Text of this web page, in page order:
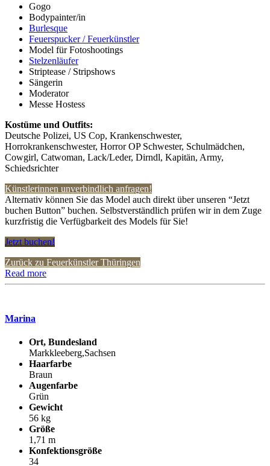
Gogo
Bodypainter/in
Burlesque
Feuerspucker / Feuerkünstler
Model für Fotoshootings
Stelzenläufer
Striptease / Stripshows
Sängerin
Moderator
Messe Hostess
Kostüme und Outfits:
Deutsche Polizei, US Cop, Krankenschwester,
Horrokrankenschwester, Horror OP Schwester, Schulmädchen,
Cowgirl, Catwoman, Lack/Leder, Dirndl, Kapitän, Army,
Schiedsrichter
Künstlerinnen unverbindlich anfragen!
Alternativ können Sie das Model auch direkt über unseren “Jetzt
buchen Button” buchen. Selbstverständlich prüfen wir in dem Zuge
kurzfristig die Verfügbarkeit des Models für Sie!
Jetzt buchen!
Zurück zu Feuerkünstler Thüringen
Read more
Marina
Ort, Bundesland
Markkleeberg,Sachsen
Haarfarbe
Braun
Augenfarbe
Grün
Gewicht
56 kg
Größe
1,71 m
Konfektionsgröße
34